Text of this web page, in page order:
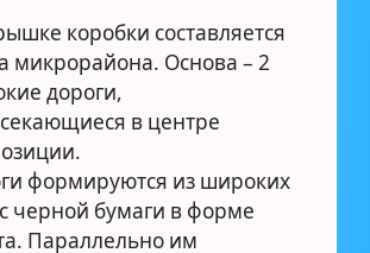
коробки составляется
микрорайона. Основа – 2
дороги,
в центре
формируются из широких
черной бумаги в форме
Параллельно им